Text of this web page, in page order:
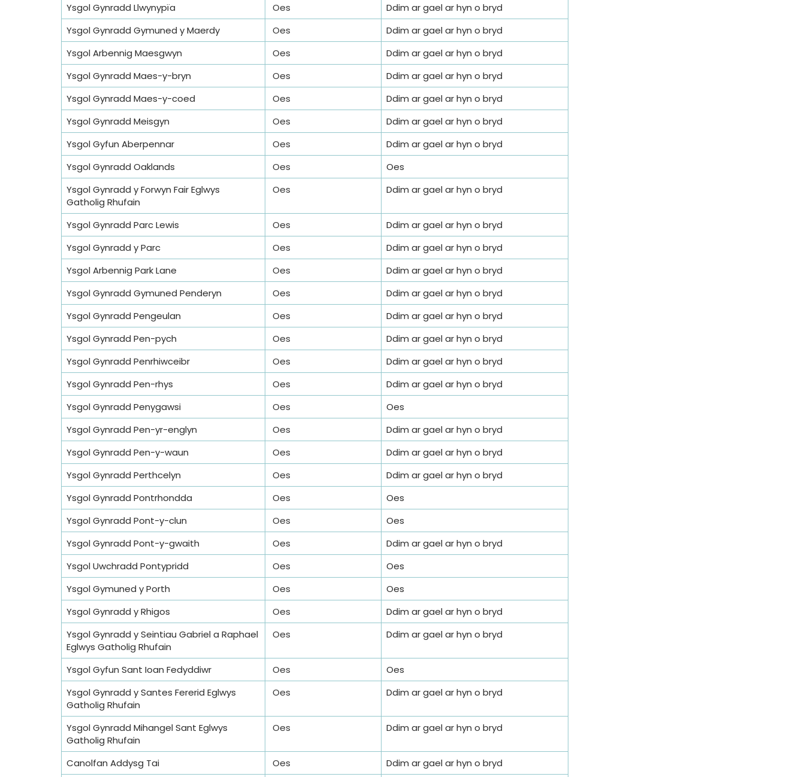
Ysgol Gynradd Llwynypïa
Oes
Ddim ar gael ar hyn o bryd
Ysgol Gynradd Gymuned y Maerdy
Oes
Ddim ar gael ar hyn o bryd
Ysgol Arbennig Maesgwyn
Oes
Ddim ar gael ar hyn o bryd
Ysgol Gynradd Maes-y-bryn
Oes
Ddim ar gael ar hyn o bryd
Ysgol Gynradd Maes-y-coed
Oes
Ddim ar gael ar hyn o bryd
Ysgol Gynradd Meisgyn
Oes
Ddim ar gael ar hyn o bryd
Ysgol Gyfun Aberpennar
Oes
Ddim ar gael ar hyn o bryd
Ysgol Gynradd Oaklands
Oes
Oes
Ysgol Gynradd y Forwyn Fair Eglwys
Gatholig Rhufain
Oes Ddim ar gael ar hyn o bryd
Ysgol Gynradd Parc Lewis Oes
Ddim ar gael ar hyn o bryd
Ysgol Gynradd y Parc
Oes
Ddim ar gael ar hyn o bryd
Ysgol Arbennig Park Lane
Oes
Ddim ar gael ar hyn o bryd
Ysgol Gynradd Gymuned Penderyn
Oes
Ddim ar gael ar hyn o bryd
Ysgol Gynradd Pengeulan
Oes
Ddim ar gael ar hyn o bryd
Ysgol Gynradd Pen-pych
Oes
Ddim ar gael ar hyn o bryd
Ysgol Gynradd Penrhiwceibr
Oes
Ddim ar gael ar hyn o bryd
Ysgol Gynradd Pen-rhys
Oes
Ddim ar gael ar hyn o bryd
Ysgol Gynradd Penygawsi
Oes
Oes
Ysgol Gynradd Pen-yr-englyn
Oes
Ddim ar gael ar hyn o bryd
Ysgol Gynradd Pen-y-waun
Oes
Ddim ar gael ar hyn o bryd
Ysgol Gynradd Perthcelyn
Oes
Ddim ar gael ar hyn o bryd
Ysgol Gynradd Pontrhondda
Oes
Oes
Ysgol Gynradd Pont-y-clun
Oes
Oes
Ysgol Gynradd Pont-y-gwaith
Oes
Ddim ar gael ar hyn o bryd
Ysgol Uwchradd Pontypridd
Oes
Oes
Ysgol Gymuned y Porth
Oes
Oes
Ysgol Gynradd y Rhigos
Oes
Ddim ar gael ar hyn o bryd
Ysgol Gynradd y Seintiau Gabriel a Raphael
Eglwys Gatholig Rhufain
Oes Ddim ar gael ar hyn o bryd
Ysgol Gyfun Sant Ioan Fedyddiwr Oes
Oes
Ysgol Gynradd y Santes Fererid Eglwys
Gatholig Rhufain
Oes Ddim ar gael ar hyn o bryd
Ysgol Gynradd Mihangel Sant Eglwys
Gatholig Rhufain
Oes Ddim ar gael ar hyn o bryd
Canolfan Addysg Tai Oes Ddim ar gael ar hyn o bryd